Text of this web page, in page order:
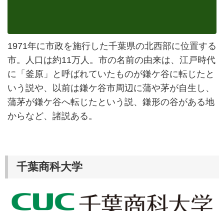
1971年に市政を施行した千葉県の北西部に位置する
市。人口は約11万人。市の名前の由来は、江戸時代
に「釜原」と呼ばれていたものが鎌ケ谷に転じたと
いう説や、以前は鎌ケ谷市周辺に蒲や茅が自生し、
蒲茅が鎌ケ谷へ転じたという説、鎌形の谷がある地
からなど、諸説ある。
千葉商科大学